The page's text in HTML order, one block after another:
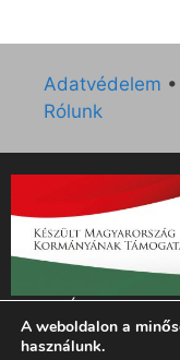
Adatvédelem •
Rólunk
„Az Új Ember
támogatását az
szerződés
A weboldalon a
használunk.